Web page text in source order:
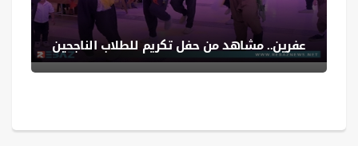
عفرين.. مشاهد من حفل تكريم للطلاب الناجحين